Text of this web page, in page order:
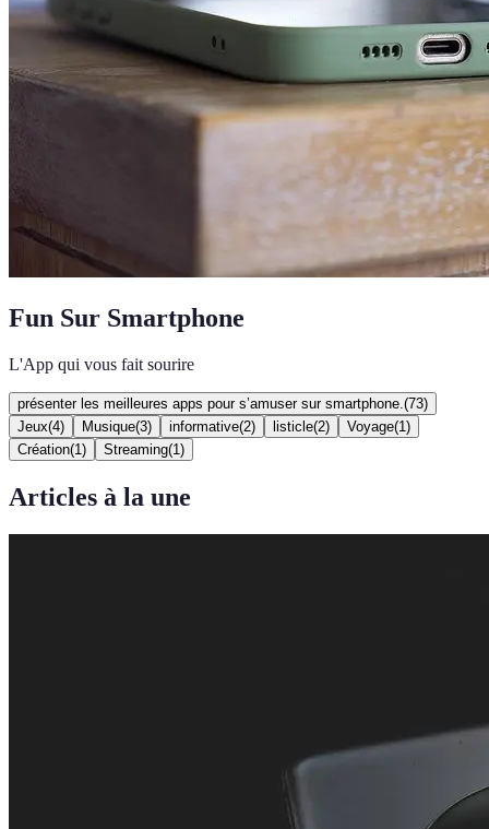
Fun Sur Smartphone
L'App qui vous fait sourire
présenter les meilleures apps pour s’amuser sur smartphone. (73)
Jeux(4) Musique(3) informative(2) listicle(2) Voyage(1 )
Création(1 ) Streaming(1 )
Articles à la une